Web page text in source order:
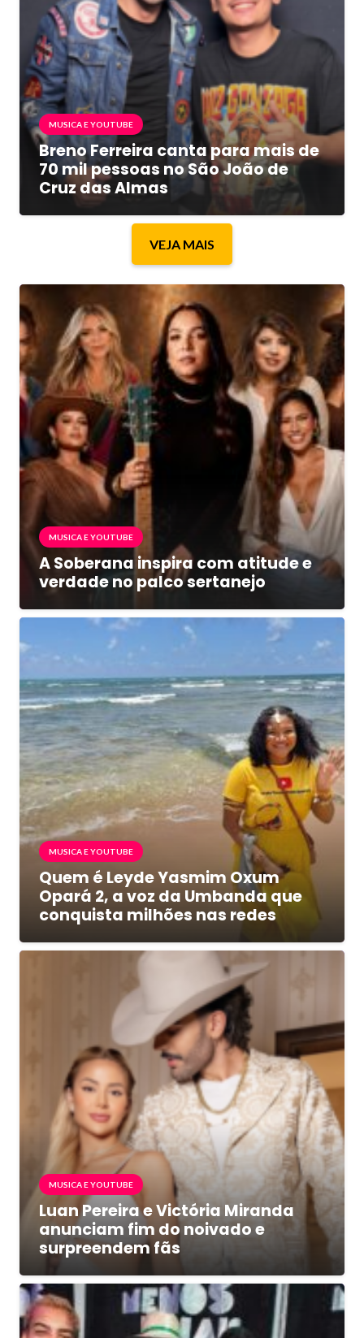
MUSICA E YOUTUBE
Breno Ferreira canta para mais de
70 mil pessoas no São João de
Cruz das Almas
VEJA MAIS
MUSICA E YOUTUBE
A Soberana inspira com atitude e
verdade no palco sertanejo
MUSICA E YOUTUBE
Quem é Leyde Yasmim Oxum
Opará 2, a voz da Umbanda que
conquista milhões nas redes
MUSICA E YOUTUBE
Luan Pereira e Victória Miranda
anunciam fim do noivado e
surpreendem fãs